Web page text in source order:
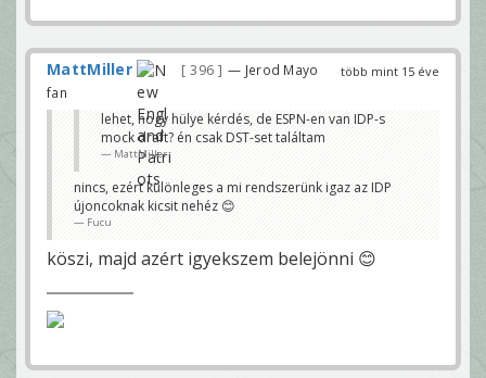
több mint 15 éve
MattMiller 396
— Jerod Mayo
fan
lehet, hogy hülye kérdés, de ESPN-en van IDP-s
mock draft? én csak DST-set találtam
MattMiller
nincs, ezért különleges a mi rendszerünk igaz az IDP
újoncoknak kicsit nehéz 😊
Fucu
köszi, majd azért igyekszem belejönni 😊